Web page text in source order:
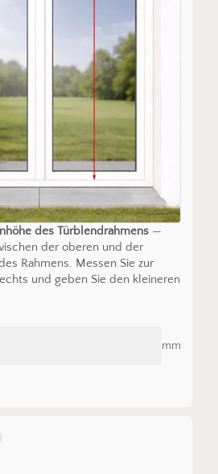
des Türblendrahmens—
der oberen und der
Rahmens. Messen Sie zur
und geben Sie den kleineren
mm